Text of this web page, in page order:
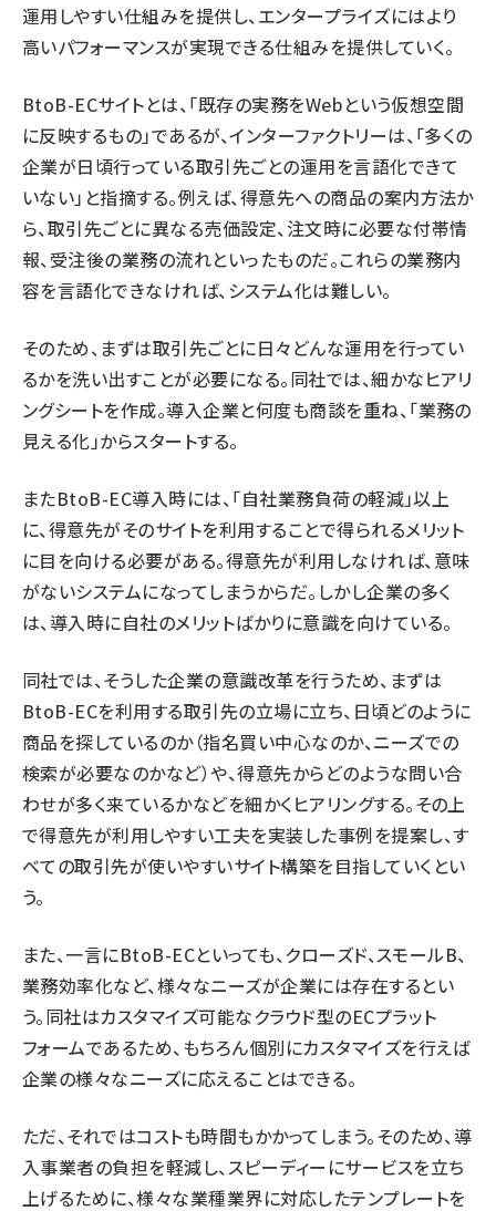
運用しやすい仕組みを提供し、エンタープライズにはより
高いパフォーマンスが実現できる仕組みを提供していく。
BtoB-ECサイトとは、「既存の実務をWebという仮想空間
に反映するもの」であるが、インターファクトリーは、「多くの
企業が日頃行っている取引先ごとの運用を言語化できて
いない」と指摘する。例えば、得意先への商品の案内方法か
ら、取引先ごとに異なる売価設定、注文時に必要な付帯情
報、受注後の業務の流れといったものだ。これらの業務内
容を言語化できなければ、システム化は難しい。
そのため、まずは取引先ごとに日々どんな運用を行ってい
るかを洗い出すことが必要になる。同社では、細かなヒアリ
ングシートを作成。導入企業と何度も商談を重ね、「業務の
見える化」からスタートする。
またBtoB-EC導入時には、「自社業務負荷の軽減」以上
に、得意先がそのサイトを利用することで得られるメリット
に目を向ける必要がある。得意先が利用しなければ、意味
がないシステムになってしまうからだ。しかし企業の多く
は、導入時に自社のメリットばかりに意識を向けている。
同社では、そうした企業の意識改革を行うため、まずは
BtoB-ECを利用する取引先の立場に立ち、日頃どのように
商品を探しているのか（指名買い中心なのか、ニーズでの
検索が必要なのかなど）や、得意先からどのような問い合
わせが多く来ているかなどを細かくヒアリングする。その上
で得意先が利用しやすい工夫を実装した事例を提案し、す
べての取引先が使いやすいサイト構築を目指していくとい
う。
また、一言にBtoB-ECといっても、クローズド、スモールB、
業務効率化など、様々なニーズが企業には存在するとい
う。同社はカスタマイズ可能なクラウド型のECプラット
フォームであるため、もちろん個別にカスタマイズを行えば
企業の様々なニーズに応えることはできる。
ただ、それではコストも時間もかかってしまう。そのため、導
入事業者の負担を軽減し、スピーディーにサービスを立ち
上げるために、様々な業種業界に対応したテンプレートを